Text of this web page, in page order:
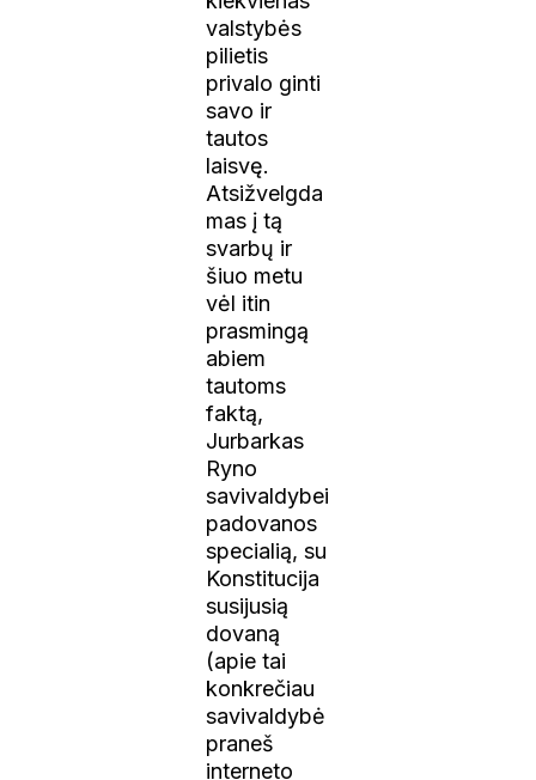
valstybės
pilietis
privalo ginti
savo ir
tautos
laisvę.
Atsižvelgda
mas į tą
svarbų ir
šiuo metu
vėl itin
prasmingą
abiem
tautoms
faktą,
Jurbarkas
Ryno
savivaldybei
padovanos
specialią, su
Konstitucija
susijusią
dovaną
(apie tai
konkrečiau
savivaldybė
praneš
interneto